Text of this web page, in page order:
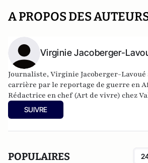
A PROPOS DES
Virginie Jacoberger-
Journaliste, Virginie Jacoberger-Lavoué
carrière par le reportage de guerre en
Rédactrice en chef (Art de vivre) chez
couvre l'actualité politique du Brésil
signé en 2016 Ils sont fous, ces Brésiliens !
SUIVRE
POPULAIRES